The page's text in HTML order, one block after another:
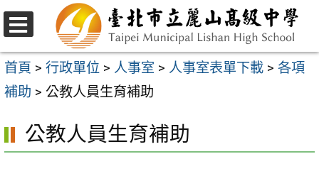
跳
至
主
要
容
區
選
單
首頁 > 行政單位 > 人事室 > 人事室表單下載 > 各項
補助 > 公教人員生育補助
公教人員生育補助